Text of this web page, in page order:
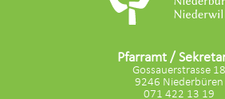
Pfarramt /
Gossauerstrasse 18
9246 Niederbüren
071 422 13 19